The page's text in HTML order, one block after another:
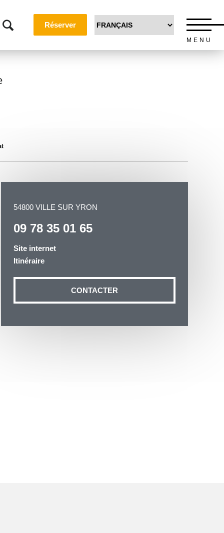
Réserver
MENU
54800 VILLE SUR YRON
09 78 35 01 65
Site internet
Itinéraire
CONTACTER
demande
données
à
54035